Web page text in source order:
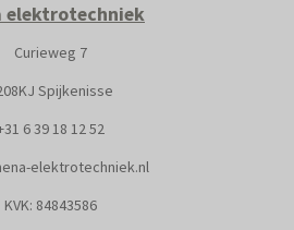
elektrotechniek
Curieweg 7
Spijkenisse
6 39 18 12 52
elektrotechniek.nl
KVK: 84843586